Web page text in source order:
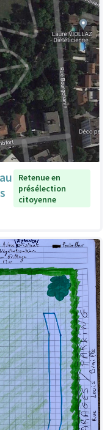
Retenue en
présélection
citoyenne